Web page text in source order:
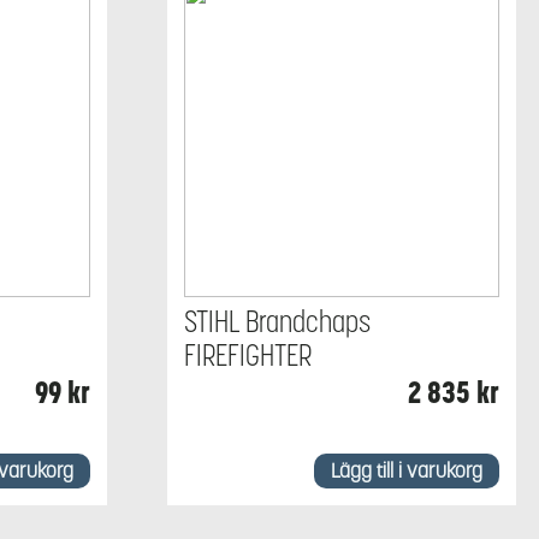
99kr
STIHL Brandchaps
FIREFIGHTER
2 835 kr
Lägg till i varukorg